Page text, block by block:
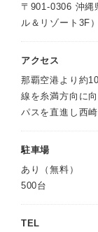
〒901-0306 沖縄
ル＆リゾート3F）
アクセス
那覇空港より約
線を糸満方向に
パスを直進し西
駐車場
あり（無料）
500台
TEL